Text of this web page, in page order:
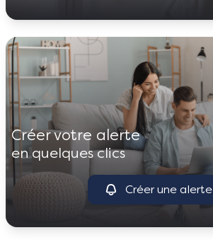
créer votre alerte
en quelques clics
Créer une alerte